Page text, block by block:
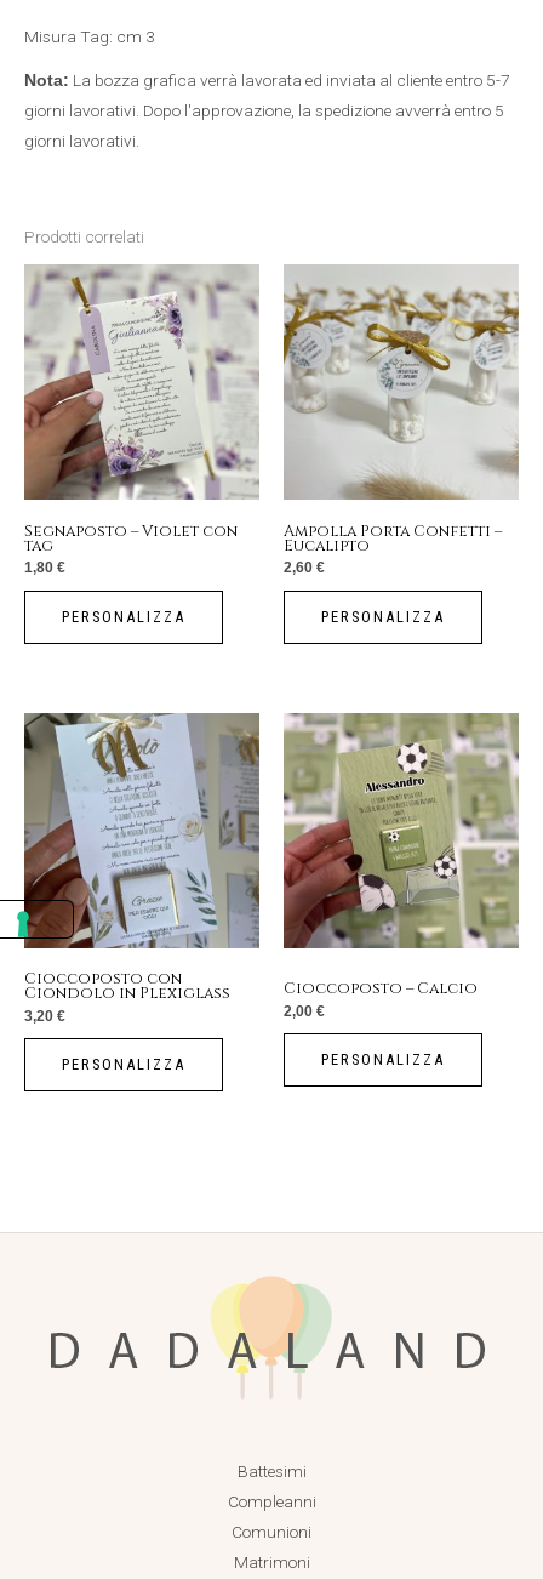
Misura Tag: cm 3
Nota: La bozza grafica verrà lavorata ed inviata al cliente entro 5-7
giorni lavorativi. Dopo l'approvazione, la spedizione avverrà entro 5
giorni lavorativi.
Prodotti correlati
Segnaposto – Violet con
tag
1,80 €
PERSONALIZZA
Ampolla Porta Confetti –
Eucalipto
2,60 €
PERSONALIZZA
Cioccoposto con
Ciondolo in Plexiglass
3,20 €
PERSONALIZZA
Cioccoposto – Calcio
2,00 €
PERSONALIZZA
Battesimi
Compleanni
Comunioni
Matrimoni